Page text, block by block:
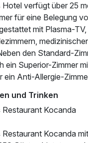
Hotel verfügt über 25
für eine Belegung
mit Plasma-
den Standard-
ein Superior-Zimmer
ein Anti-Allergie-
und Trinken
Restaurant Kocanda
Restaurant Kocanda